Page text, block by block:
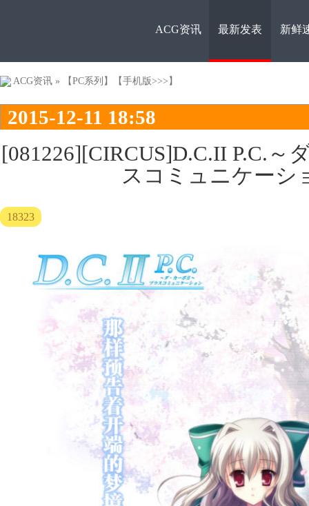
ACG资
ACG资讯 最新发表 新鲜
ACG资讯 » 【PC系列】 【手机版>>>】
2015-12-11 18:58
[081226][CIRCUS]D.C.II P.C.～
スコミュニケーシ
18323